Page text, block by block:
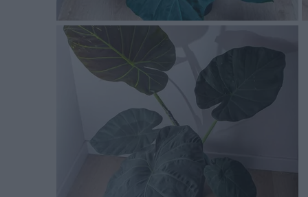
czerwiec, lipiec i sierpień. Liście rośliny są
Alokazja regal shields to roślina, którą sadzimy
stanowisko półzacienione lub jasne, a sama
kwaśny. Roślina jest bardzo odporna na choroby
Najczęściej spotykane choroby dotykające tą
alokazja regal shields wymaga nawożenia i nie